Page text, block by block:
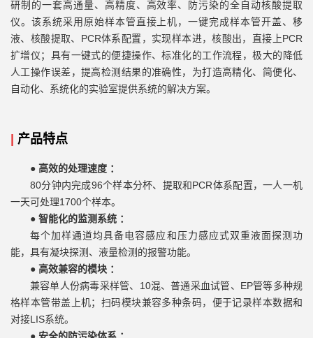
研制的一套高通量、高精度、高效率、防污染的全自动核酸提取
仪。该系统采用原始样本管直接上机，一键完成样本管开盖、移
液、核酸提取、PCR体系配置，实现样本进，核酸出，直接上PCR
扩增仪；具有一键式的便捷操作、标准化的工作流程，极大的降低
人工操作误差，提高检测结果的准确性，为打造高精化、简便化、
自动化、系统化的实验室提供系统的解决方案。
产品特点
● 高效的处理速度 ：
80分钟内完成96个样本分杯、提取和PCR体系配置，一人一机
一天可处理1700个样本。
● 智能化的监测系统 ：
每个加样通道均具备电容感应和压力感应式双重液面探测功
能，具有凝块探测、液量检测的报警功能。
● 高效兼容的模块 ：
兼容单人份病毒采样管、10混、普通采血试管、EP管等多种规
格样本管带盖上机；扫码模块兼容多种条码，便于记录样本数据和
对接LIS系统。